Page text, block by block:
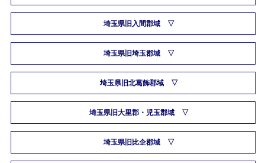
埼玉県旧入間郡域
埼玉県旧埼玉郡域
埼玉県旧北葛飾郡域
埼玉県旧大里郡・児玉郡域
埼玉県旧比企郡域